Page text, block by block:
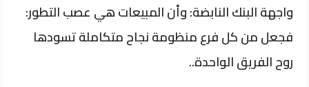
واجهة البنك النابضة: وأن المبيعات هي عصب التطور:
فجعل من كل فرع منظومة نجاح متكاملة تسودها
روح الفريق الواحدة..